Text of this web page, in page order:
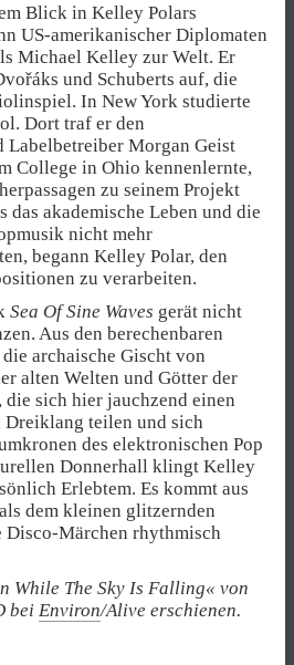
Blick in Kelley Polars
US-amerikanischer Diplomaten
Michael Kelley zur Welt. Er
und Schuberts auf, die
In New York studierte
Dort traf er den
Morgan Geist
College in Ohio kennenlernte,
zu seinem Projekt
das akademische Leben und die
nicht mehr
begann Kelley Polar, den
zu verarbeiten.
Sea Of Sine Waves gerät nicht
Aus den berechenbaren
archaische Gischt von
alten Welten und Götter der
die sich hier jauchzend einen
teilen und sich
des elektronischen Pop
Donnerhall klingt Kelley
Erlebtem. Es kommt aus
dem kleinen glitzernden
Disco-Märchen rhythmisch
While The Sky Is Falling« von
bei Environ/Alive erschienen.